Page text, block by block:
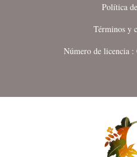
Política
Términos y
Número de licencia